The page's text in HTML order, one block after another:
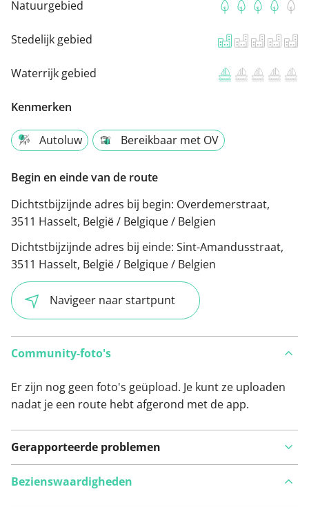
Natuurgebied
Stedelijk gebied
Waterrijk gebied
Kenmerken
Autoluw Bereikbaar met OV
Begin en einde van de route
Dichtstbijzijnde adres bij begin: Overdemerstraat,
3511 Hasselt, België / Belgique / Belgien
Dichtstbijzijnde adres bij einde: Sint-Amandusstraat,
3511 Hasselt, België / Belgique / Belgien
Navigeer naar startpunt
Community-foto's
Er zijn nog geen foto's geüpload. Je kunt ze uploaden
nadat je een route hebt afgerond met de app.
Gerapporteerde problemen
Bezienswaardigheden